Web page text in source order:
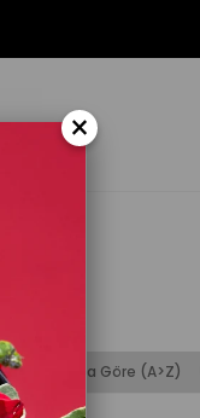
Ürün Adına Göre (A>Z)
×